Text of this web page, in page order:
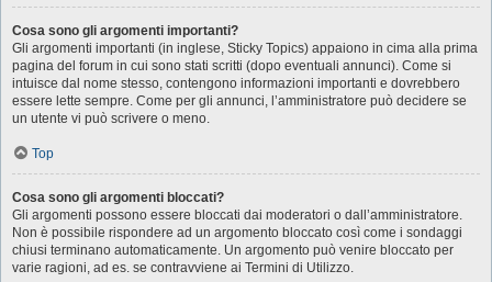
Cosa sono gli argomenti importanti?
Gli argomenti importanti (in inglese, Sticky Topics) appaiono in cima alla prima
pagina del forum in cui sono stati scritti (dopo eventuali annunci). Come si
intuisce dal nome stesso, contengono informazioni importanti e dovrebbero
essere lette sempre. Come per gli annunci, l’amministratore può decidere se
un utente vi può scrivere o meno.
Top
Cosa sono gli argomenti bloccati?
Gli argomenti possono essere bloccati dai moderatori o dall’amministratore.
Non è possibile rispondere ad un argomento bloccato così come i sondaggi
chiusi terminano automaticamente. Un argomento può venire bloccato per
varie ragioni, ad es. se contravviene ai Termini di Utilizzo.